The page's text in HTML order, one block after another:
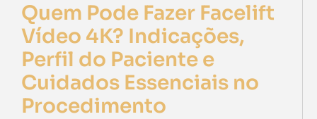
Quem Pode Fazer Facelift
Vídeo 4K? Indicações,
Perfil do Paciente e
Cuidados Essenciais no
Procedimento